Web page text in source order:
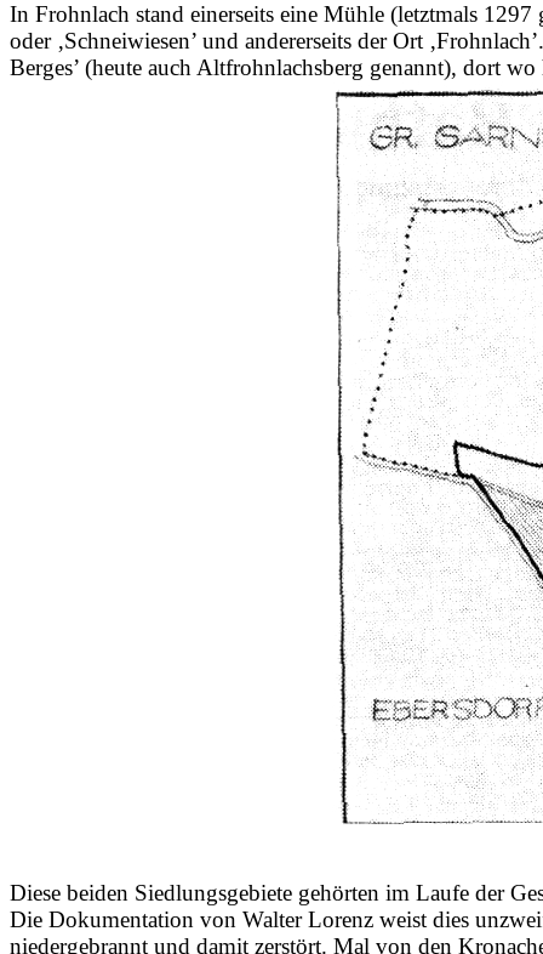
In Frohnlach stand einerseits eine Mühle (letztmals
oder ‚Schneiwiesen’ und andererseits der Ort ‚Frohnlach
Berges’ (heute auch Altfrohnlachsberg genannt), dort wo
Diese beiden Siedlungsgebiete gehörten im Laufe der
Die Dokumentation von Walter Lorenz weist dies
niedergebrannt und damit zerstört. Mal von den